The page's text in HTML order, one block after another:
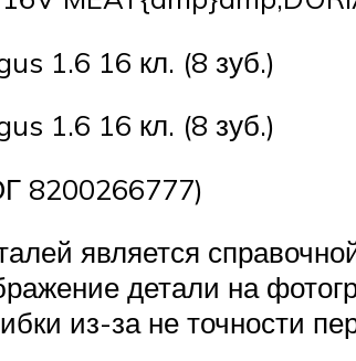
1.6 16 кл. (8 зуб.)
1.6 16 кл. (8 зуб.)
является
детали на
из-за не точности